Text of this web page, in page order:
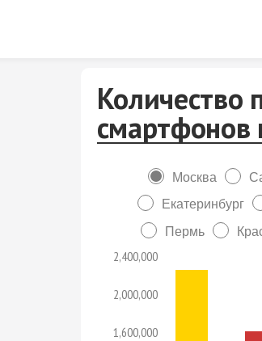
Количество
смартфонов
Москва
Екатеринбург
Пермь
2,400,000
2,000,000
1,600,000